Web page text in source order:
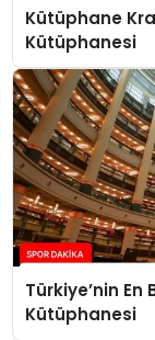
Kütüphane
Kütüphanesi
Türkiye’nin
Kütüphanesi